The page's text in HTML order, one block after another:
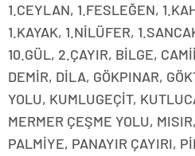
1.CEYLAN, 1.FESLEĞEN,
1.KAYAK, 1.NİLÜFER,
10.GÜL, 2.ÇAYIR, BİLGE,
DEMİR, DİLA, GÖKPINAR,
YOLU, KUMLUGEÇİT,
MERMER ÇEŞME YOLU,
PALMİYE, PANAYIR ÇAYIRI,